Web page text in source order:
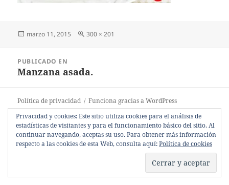
Publicado
marzo 11, 2015
Tamaño
300 × 201
entradas
PUBLICADO EN
Manzana asada.
Política de privacidad
Funciona gracias a WordPress
Privacidad y cookies: Este sitio utiliza cookies para el análisis de
estadísticas de visitantes y para el funcionamiento básico del sitio. Al
continuar navegando, aceptas su uso. Para obtener más información
respecto a las cookies de esta Web, consulta aquí:Política de cookies